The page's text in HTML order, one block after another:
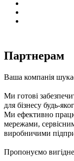
Партнерам
Ваша компанія
Ми готові
для бізнесу будь-
Ми ефективно
мережами,
виробничими
Пропонуємо